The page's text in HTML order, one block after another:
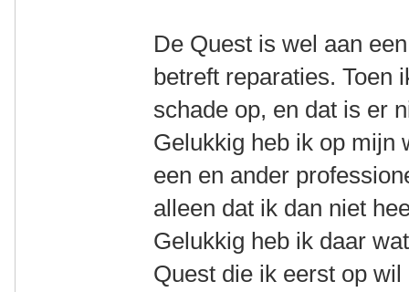
De Quest is wel aan
betreft reparaties. Toen
schade op, en dat is er
Gelukkig heb ik op mijn
een en ander
alleen dat ik dan niet
Gelukkig heb ik daar
Quest die ik eerst op